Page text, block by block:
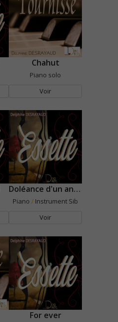
Chahut
Piano solo
Voir
Doléance d'un ange
Piano / Instrument Sib
Voir
For ever